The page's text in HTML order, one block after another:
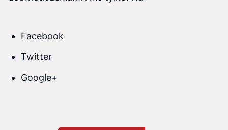
Facebook
Twitter
Google+